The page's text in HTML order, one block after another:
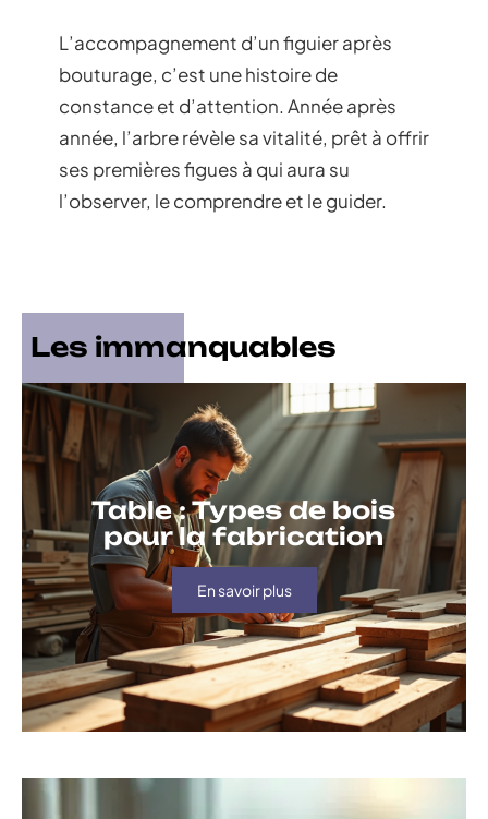
L’accompagnement d’un figuier après
bouturage, c’est une histoire de
constance et d’attention. Année après
année, l’arbre révèle sa vitalité, prêt à offrir
ses premières figues à qui aura su
l’observer, le comprendre et le guider.
Les immanquables
Table : Types de bois
pour la fabrication
En savoir plus